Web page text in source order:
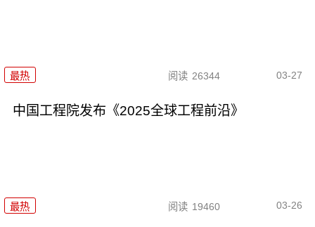
最热 阅读 26344 03-27
中国工程院发布《2025全球工程前沿》
最热 阅读 19460 03-26